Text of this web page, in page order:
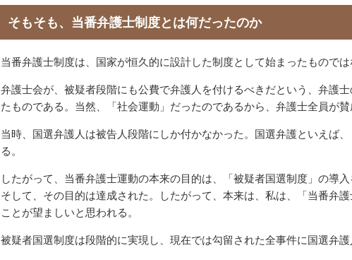
そもそも、当番弁護士制度とは何だったのか
当番弁護士制度は、国家が恒久的に設計した制度として始まったものでは
弁護士会が、被疑者段階にも公費で弁護人を付けるべきだという、弁護
たものである。当然、「社会運動」だったのであるから、弁護士全員が賛
当時、国選弁護人は被告人段階にしか付かなかった。国選弁護といえば
る。
したがって、当番弁護士運動の本来の目的は、「被疑者国選制度」の導入
そして、その目的は達成された。したがって、本来は、私は、「当番弁
ことが望ましいと思われる。
被疑者国選制度は段階的に実現し、現在では勾留された全事件に国選弁護